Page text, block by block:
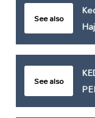
See also
See also